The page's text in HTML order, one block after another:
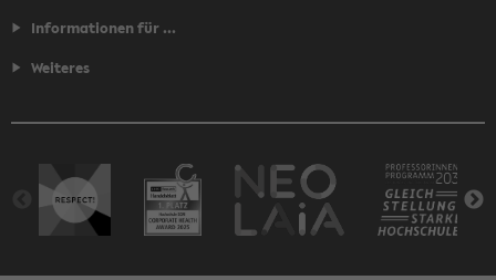
Informationen für ...
Weiteres